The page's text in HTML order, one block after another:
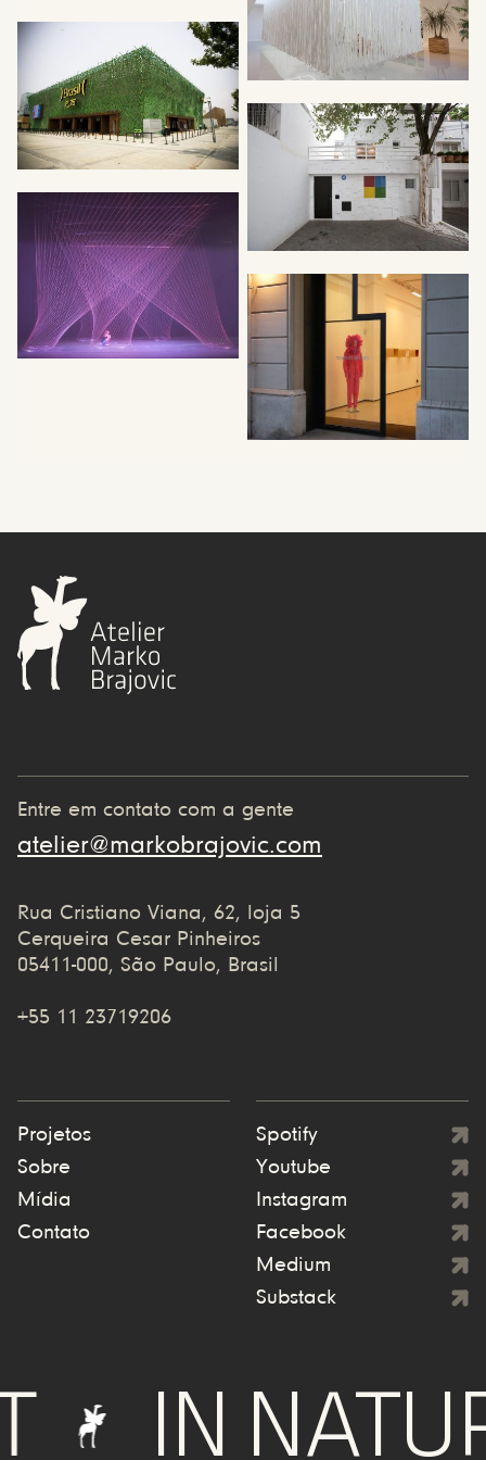
Entre em contato com a gente
atelier@markobrajovic.com
Rua Cristiano Viana, 62, loja 5
Cerqueira Cesar Pinheiros
05411-000, São Paulo, Brasil
+55 11 23719206
Projetos
Sobre
Mídia
Contato
Spotify
Youtube
Instagram
Facebook
Medium
Substack
IN NATURE